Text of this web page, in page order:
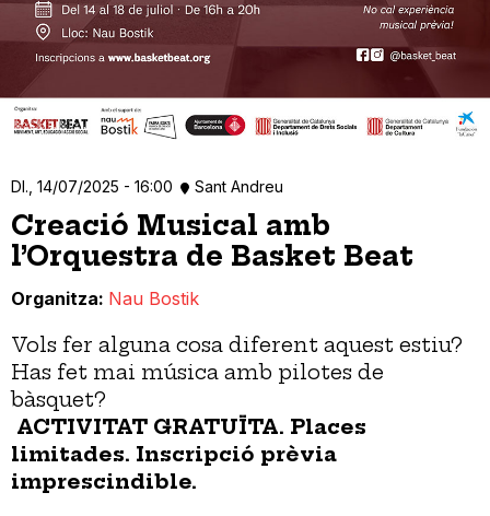
Dl., 14/07/2025 - 16:00 Sant Andreu
Creació Musical amb
l’Orquestra de Basket Beat
Organitza Nau Bostik
Vols fer alguna cosa diferent aquest estiu?
Has fet mai música amb pilotes de
bàsquet?
ACTIVITAT GRATUÏTA. Places
limitades. Inscripció prèvia
imprescindible.